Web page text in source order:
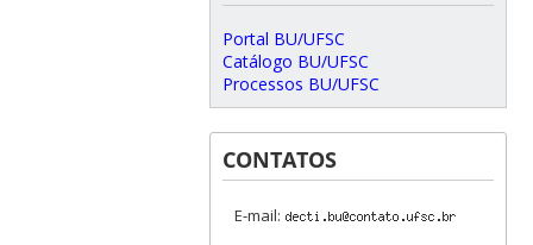
Portal BU/UFSC
Catálogo BU/UFSC
Processos BU/UFSC
CONTATOS
E-mail: